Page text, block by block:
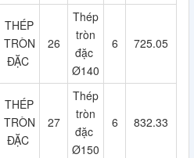
THÉP
TRÒN
ĐẶC
26
Thép
tròn
đặc
Ø140
6 725.05
THÉP
TRÒN
ĐẶC
27
Thép
tròn
đặc
Ø150
6 832.33